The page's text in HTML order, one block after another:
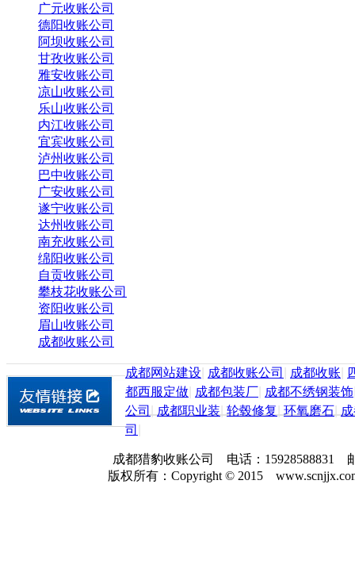
广元收账公司
德阳收账公司
阿坝收账公司
甘孜收账公司
雅安收账公司
凉山收账公司
乐山收账公司
内江收账公司
宜宾收账公司
泸州收账公司
巴中收账公司
广安收账公司
遂宁收账公司
达州收账公司
南充收账公司
绵阳收账公司
自贡收账公司
攀枝花收账公司
资阳收账公司
眉山收账公司
成都收账公司
成都网站建设 成都收账公司 成都收账
都西服定做 成都包装厂 成都不绣钢装饰
公司
成都职业装 轮毂修复 环氧磨石
司
成都猎豹收账公司 电话：15928588831
版权所有：Copyright © 2015